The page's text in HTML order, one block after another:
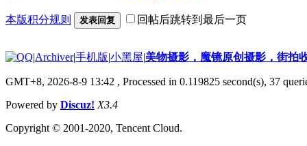
本版积分规则 发表回复 回帖后跳转到最后一页
|Archiver|手机版|小黑屋|美物摄影，魔镜原创摄影，街拍
GMT+8, 2026-8-9 13:42 , Processed in 0.119825 second(s), 37
Powered by Discuz! X3.4
Copyright © 2001-2020, Tencent Cloud.